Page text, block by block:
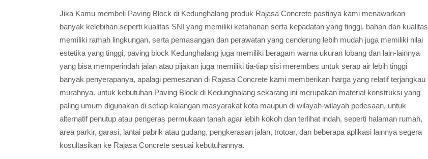
Jika Kamu membeli Paving Block di Kedunghalang produk Rajasa Concrete pastinya kami menawarkan
banyak kelebihan seperti kualitas SNI yang memiliki ketahanan serta kepadatan yang tinggi, bahan dan kualitas
memiliki ramah lingkungan, serta pemasangan dan perawatan yang cenderung lebih mudah juga memiliki nilai
estetika yang tinggi, paving block Kedunghalang juga memiliki beragam warna ukuran lobang dan lain-lainnya
yang bisa memperindah jalan atau pijakan juga memiliki tia-tiap sisi merembes untuk serap air lebih tinggi
banyak penyerapanya, apalagi pemesanan di Rajasa Concrete kami memberikan harga yang relatif terjangkau
murahnya. untuk kebutuhan Paving Block di Kedunghalang sekarang ini merupakan material konstruksi yang
paling umum digunakan di setiap kalangan masyarakat kota maupun di wilayah-wilayah pedesaan, untuk
alternatif penutup atau pengeras permukaan tanah agar lebih kokoh dan terlihat indah, seperti halaman rumah,
area parkir, garasi, lantai pabrik atau gudang, pengkerasan jalan, trotoar, dan beberapa aplikasi lainnya segera
kosultasikan ke Rajasa Concrete sesuai kebutuhannya.